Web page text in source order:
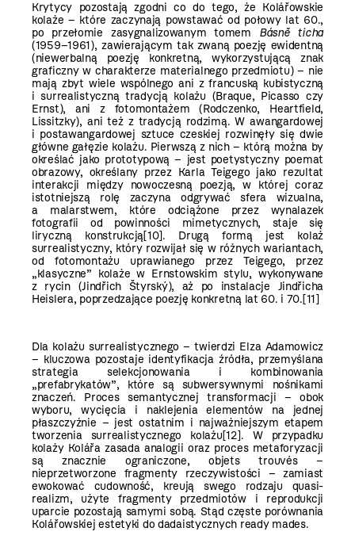
Krytycy pozostają zgodni co do tego, że Kolářowskie
kolaże – które zaczynają powstawać od połowy lat 60.,
po przełomie zasygnalizowanym tomem Básně ticha
(1959–1961), zawierającym tak zwaną poezję ewidentną
(niewerbalną poezję konkretną, wykorzystującą znak
graficzny w charakterze materialnego przedmiotu) – nie
mają zbyt wiele wspólnego ani z francuską kubistyczną
i surrealistyczną tradycją kolażu (Braque, Picasso czy
Ernst), ani z fotomontażem (Rodczenko, Heartfield,
Lissitzky), ani też z tradycją rodzimą. W awangardowej
i postawangardowej sztuce czeskiej rozwinęły się dwie
główne gałęzie kolażu. Pierwszą z nich – którą można by
określać jako prototypową – jest poetystyczny poemat
obrazowy, określany przez Karla Teigego jako rezultat
interakcji między nowoczesną poezją, w której coraz
istotniejszą rolę zaczyna odgrywać sfera wizualna,
a malarstwem, które odciążone przez wynalazek
fotografii od powinności mimetycznych, staje się
liryczną konstrukcją[10]. Drugą formą jest kolaż
surrealistyczny, który rozwijał się w różnych wariantach,
od fotomontażu uprawianego przez Teigego, przez
„klasyczne” kolaże w Ernstowskim stylu, wykonywane
z rycin (Jindřich Štyrský), aż po instalacje Jindřicha
Heislera, poprzedzające poezję konkretną lat 60. i 70.[11]
Dla kolażu surrealistycznego – twierdzi Elza Adamowicz
– kluczowa pozostaje identyfikacja źródła, przemyślana
strategia selekcjonowania i kombinowania
„prefabrykatów”, które są subwersywnymi nośnikami
znaczeń. Proces semantycznej transformacji – obok
wyboru, wycięcia i naklejenia elementów na jednej
płaszczyźnie – jest ostatnim i najważniejszym etapem
tworzenia surrealistycznego kolażu[12]. W przypadku
kolaży Kolářa zasada analogii oraz proces metaforyzacji
są znacznie ograniczone, objets trouvés –
nieprzetworzone fragmenty rzeczywistości – zamiast
ewokować cudowność, kreują swego rodzaju quasi-
realizm, użyte fragmenty przedmiotów i reprodukcji
uparcie pozostają samymi sobą. Stąd częste porównania
Kolářowskiej estetyki do dadaistycznych ready mades.